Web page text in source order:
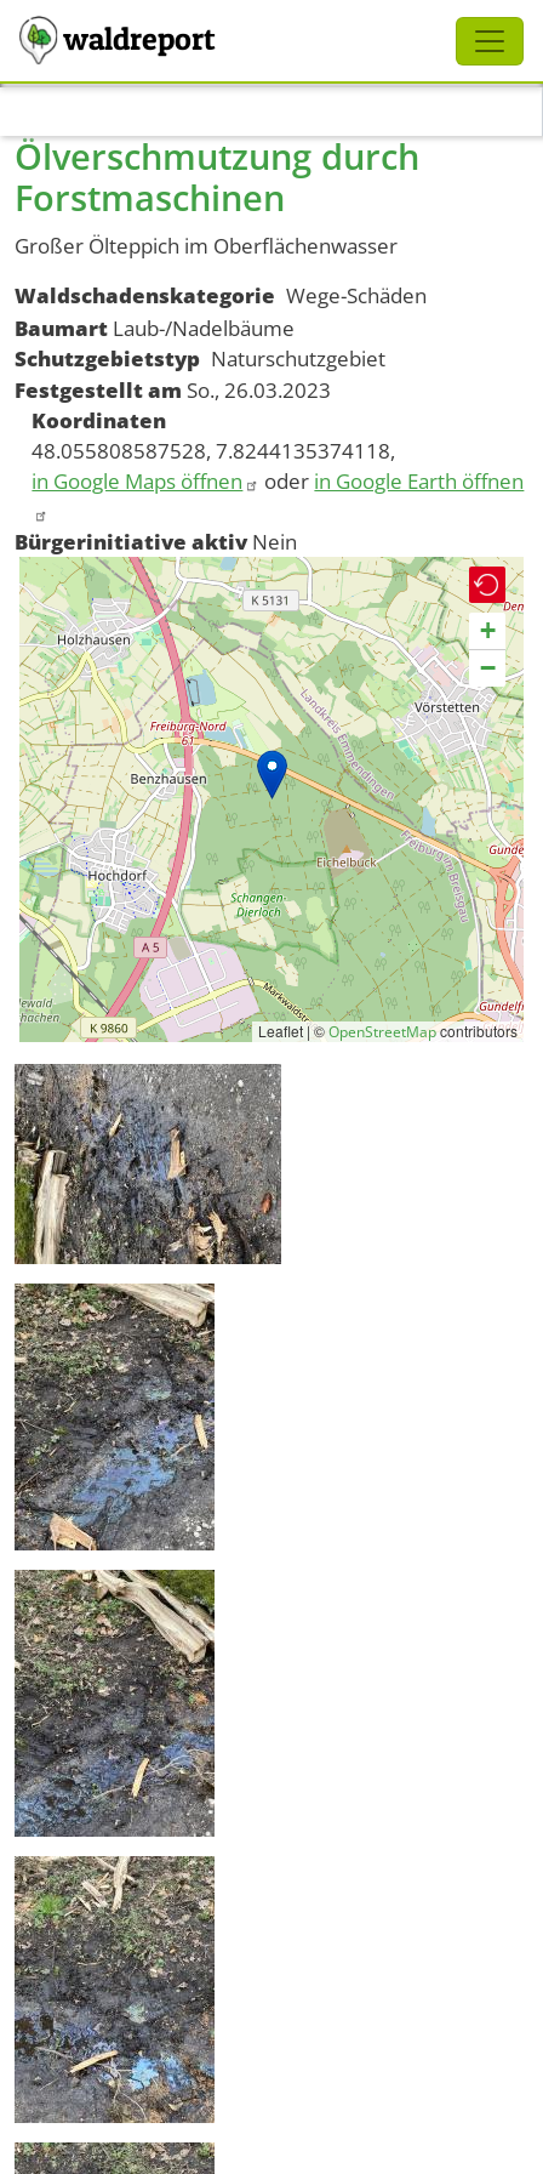
waldreport
Ölverschmutzung durch
Forstmaschinen
Großer Ölteppich im Oberflächenwasser
Waldschadenskategorie Wege-Schäden
Baumart Laub-/Nadelbäume
Schutzgebietstyp Naturschutzgebiet
Festgestellt am So., 26.03.2023
Koordinaten
48.055808587528, 7.8244135374118,
in Google Maps öffnen
oder in Google Earth öffnen
Bürgerinitiative aktiv Nein
+
−
Leaflet | ©OpenStreetMapcontributors
Schliessen